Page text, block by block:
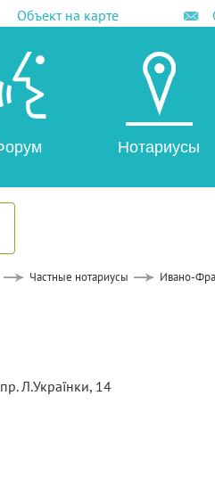
Объект на карте
Нотариусы
Частные нотариусы Ивано-
Л.Українки, 14